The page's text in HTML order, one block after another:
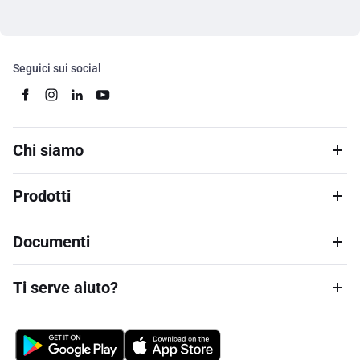
Seguici sui social
Chi siamo
Prodotti
Documenti
Ti serve aiuto?